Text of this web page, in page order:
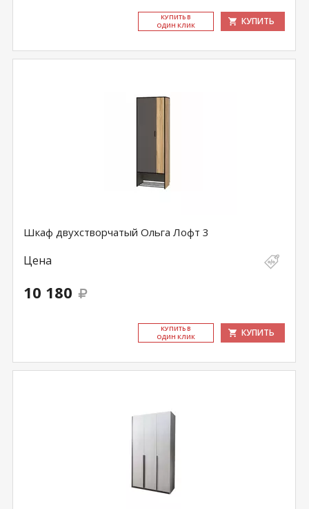
КУ­ПИТЬ В
ОДИН КЛИК
КУПИТЬ
Шкаф двухстворчатый Ольга Лофт 3
Цена
10 180
КУ­ПИТЬ В
ОДИН КЛИК
КУПИТЬ